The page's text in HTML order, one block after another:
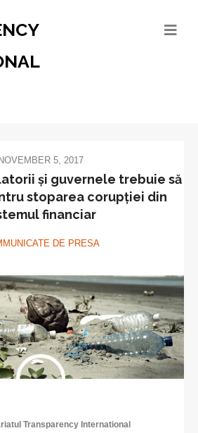
NOVEMBER 5, 2017
și guvernele trebuie să
stoparea corupției din
financiar
DE PRESA
Transparency International